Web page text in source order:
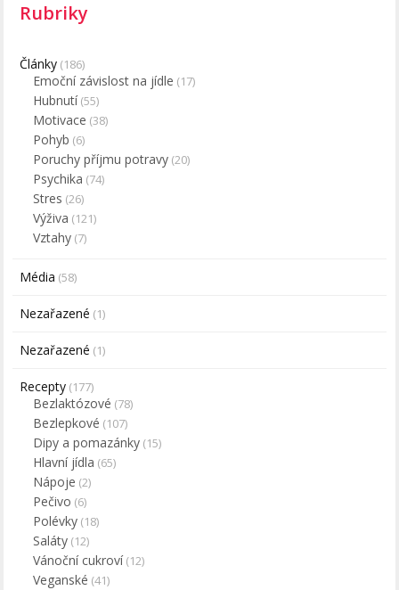
Rubriky
Články (186)
Emoční závislost na jídle (17)
Hubnutí(55)
Motivace (38)
Pohyb (6)
Poruchy příjmu potravy (20)
Psychika (74)
Stres (26)
Výživa (121)
Vztahy (7)
Média (58)
Nezařazené (1)
Nezařazené (1)
Recepty (177)
Bezlaktózové (78)
Bezlepkové (107)
Dipy a pomazánky (15)
Hlavní jídla (65)
Nápoje (2)
Pečivo (6)
Polévky (18)
Saláty (12)
Vánoční cukroví(12)
Veganské (41)